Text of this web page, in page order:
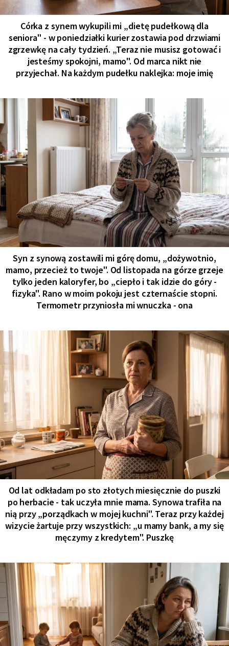
Córka z synem wykupili mi „dietę pudełkową dla
seniora" - w poniedziałki kurier zostawia pod drzwiami
zgrzewkę na cały tydzień. „Teraz nie musisz gotować i
jesteśmy spokojni, mamo". Od marca nikt nie
przyjechał. Na każdym pudełku naklejka: moje imię
Syn z synową zostawili mi górę domu, „dożywotnio,
mamo, przecież to twoje". Od listopada na górze grzeje
tylko jeden kaloryfer, bo „ciepło i tak idzie do góry -
fizyka". Rano w moim pokoju jest czternaście stopni.
Termometr przyniosła mi wnuczka - ona
Od lat odkładam po sto złotych miesięcznie do puszki
po herbacie - tak uczyła mnie mama. Synowa trafiła na
nią przy „porządkach w mojej kuchni". Teraz przy każdej
wizycie żartuje przy wszystkich: „u mamy bank, a my się
męczymy z kredytem". Puszkę